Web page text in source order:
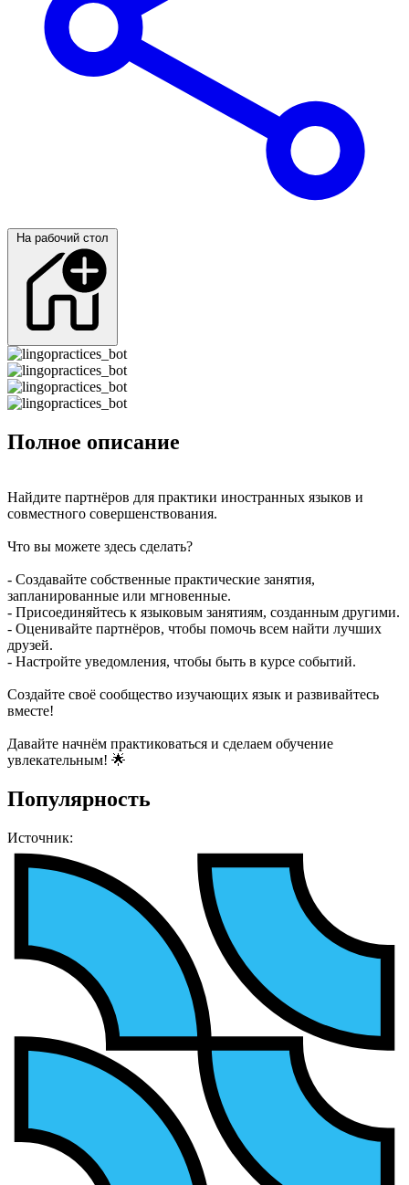
Полное описание
Найдите партнёров для практики иностранных языков и
совместного совершенствования.
Что вы можете здесь сделать?
- Создавайте собственные практические занятия,
запланированные или мгновенные.
- Присоединяйтесь к языковым занятиям, созданным другими.
- Оценивайте партнёров, чтобы помочь всем найти лучших
друзей.
- Настройте уведомления, чтобы быть в курсе событий.
Создайте своё сообщество изучающих язык и развивайтесь
вместе!
Давайте начнём практиковаться и сделаем обучение
увлекательным! 🌟
Популярность
Источник: